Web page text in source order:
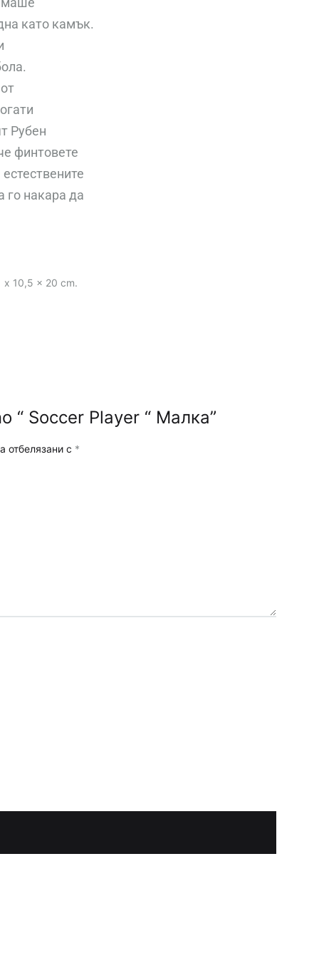
като камък.
Рубен
финтовете
го накара да
x 10,5 x 20 cm.
“ Soccer Player “ Малка”
отбелязани с *